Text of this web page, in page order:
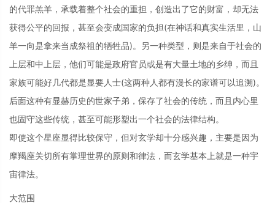
的代罪羔羊，承载着整个社会的重担，创造出了它的财富，却无法
获得公平的回报，甚至会变成国家的负担(在神话和真实生活里，山
羊一向是拿来当成祭祖的牺牲品)。另一种类型，则是来自于社会的
上层和中上层，他们可能是政府官员或是有大量土地的乡绅，而且
家族可能好几代都是显要人士(这两种人都有漫长的家谱可以追溯)。
后面这种有显赫历史的世家子弟，保存了社会的传统，而且内心里
也固守这些传统，甚至可能形塑出一个社会的法律结构。
即使这个星座显得比较保守，但对玄学却十分感兴趣，主要是因为
摩羯座关切所有掌理世界的原则和律法，而玄学基本上就是一种宇
宙律法。
大范围